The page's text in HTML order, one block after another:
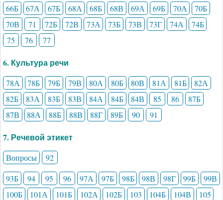
66Б
67А 67Б 68А 68Б 68В 69А 69Б 70А
70Б
70В
71 72Б 72В 73А 73Б 73В 73Г 74А
74Б
75
76 77
6. Культура речи
78А 78Б 79Б 79В 80А 80Б 80В 81А 81Б
82А
82Б
83А 83Б 83В 84А 84Б 84В 85 86
87Б
87В
88А 88Б 88В 88Г 89Б 90 91
7. Речевой этикет
Вопросы
92
93Б
94 95 96 97А 97Б 98Б 98В 98Г 99Б
99В
100Б
101А 101Б 102А 102Б 103 104Б 104В
105